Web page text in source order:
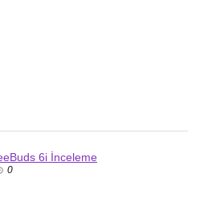
6i İnceleme
0